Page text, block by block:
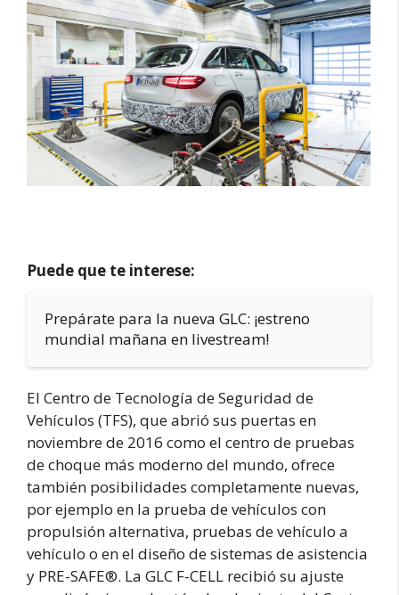
Puede que te interese:
Prepárate para la nueva GLC: ¡estreno
mundial mañana en livestream!
El Centro de Tecnología de Seguridad de
Vehículos (TFS), que abrió sus puertas en
noviembre de 2016 como el centro de pruebas
de choque más moderno del mundo, ofrece
también posibilidades completamente nuevas,
por ejemplo en la prueba de vehículos con
propulsión alternativa, pruebas de vehículo a
vehículo o en el diseño de sistemas de asistencia
y PRE-SAFE®. La GLC F-CELL recibió su ajuste